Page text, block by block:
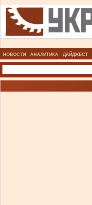
НОВОСТИ АНАЛИТИКА ДАЙДЖЕСТ